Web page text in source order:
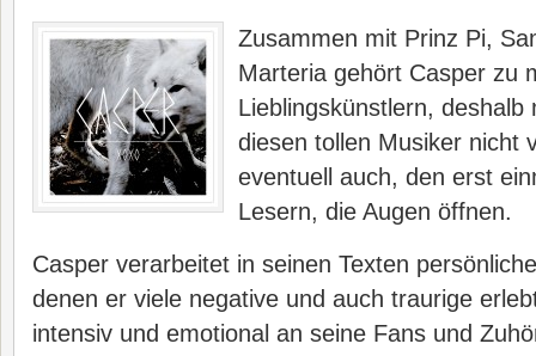
Zusammen mit Prinz Pi,
Marteria gehört Casper zu
Lieblingskünstlern, deshalb
diesen tollen Musiker nicht
eventuell auch, den erst
Lesern, die Augen öffnen.
Casper verarbeitet in seinen Texten
denen er viele negative und auch traurige
intensiv und emotional an seine Fans und